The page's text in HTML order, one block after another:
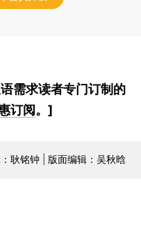
需求读者专门订制的
订阅 。]
耿铭钟 | 版面编辑：吴秋晗